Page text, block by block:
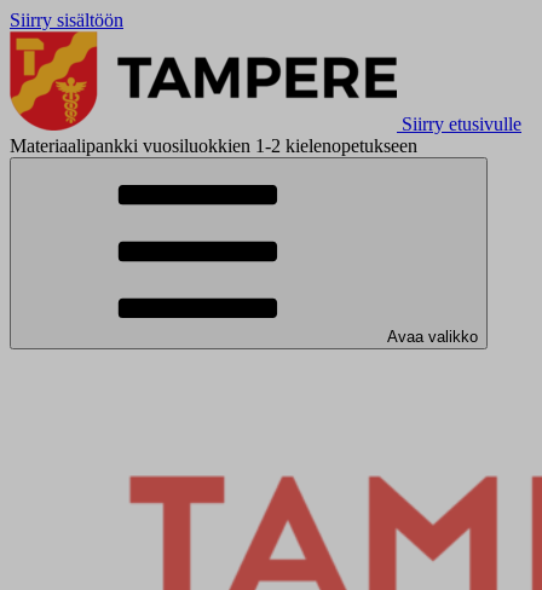
Siirry sisältöön
Siirry etusivulle
Materiaalipankki vuosiluokkien 1-2 kielenopetukseen
Avaa valikko